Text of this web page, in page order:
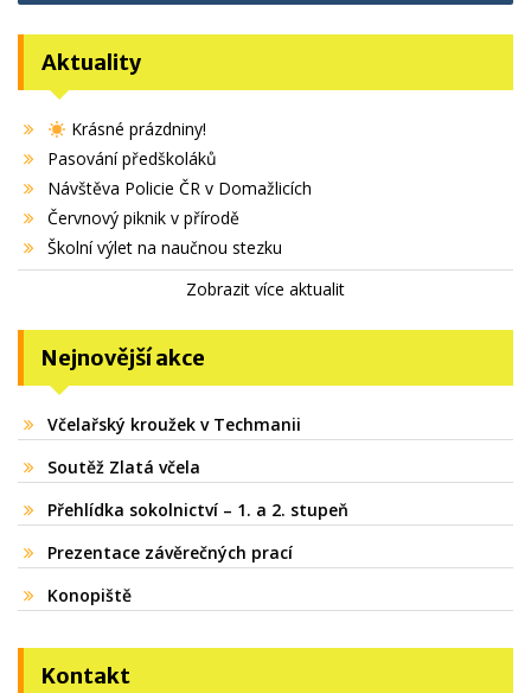
Aktuality
Krásné prázdniny!
Pasování předškoláků
Návštěva Policie ČR v Domažlicích
Červnový piknik v přírodě
Školní výlet na naučnou stezku
Zobrazit více aktualit
Nejnovější akce
Včelařský kroužek v Techmanii
Soutěž Zlatá včela
Přehlídka sokolnictví – 1. a 2. stupeň
Prezentace závěrečných prací
Konopiště
Kontakt